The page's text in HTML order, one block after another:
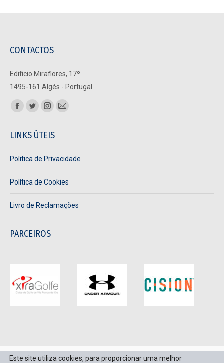
CONTACTOS
Edificio Miraflores, 17º
1495-161 Algés - Portugal
Find us on:
Facebook
opens
new
Twitter
opens
new
Instagram
opens
new new
LINKS ÚTEIS
Politica de Privacidade
Política de Cookies
Livro de Reclamações
PARCEIROS
Este site utiliza cookies, para proporcionar uma melhor